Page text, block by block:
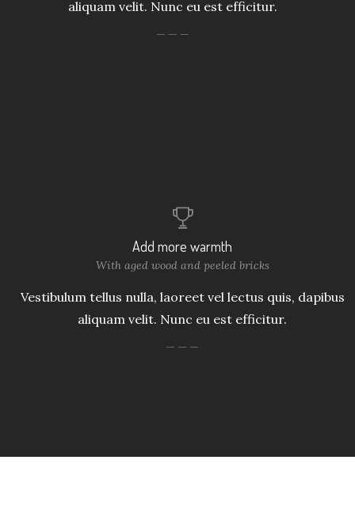
aliquam velit. Nunc eu est efficitur.
Add more warmth
With aged wood and peeled bricks
Vestibulum tellus nulla, laoreet vel lectus quis, dapibus
aliquam velit. Nunc eu est efficitur.